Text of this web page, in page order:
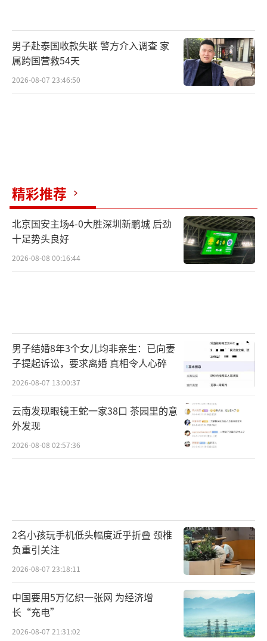
男子赴泰国收款失联 警方介入调查 家
属跨国营救54天
2026-08-07 23:46:50
精彩推荐
北京国安主场4-0大胜深圳新鹏城 后劲
十足势头良好
2026-08-08 00:16:44
男子结婚8年3个女儿均非亲生：已向妻
子提起诉讼，要求离婚 真相令人心碎
2026-08-07 13:00:37
云南发现眼镜王蛇一家38口 茶园里的意
外发现
2026-08-08 02:57:36
2名小孩玩手机低头幅度近乎折叠 颈椎
负重引关注
2026-08-07 23:18:11
中国要用5万亿织一张网 为经济增
长“充电”
2026-08-07 21:31:02